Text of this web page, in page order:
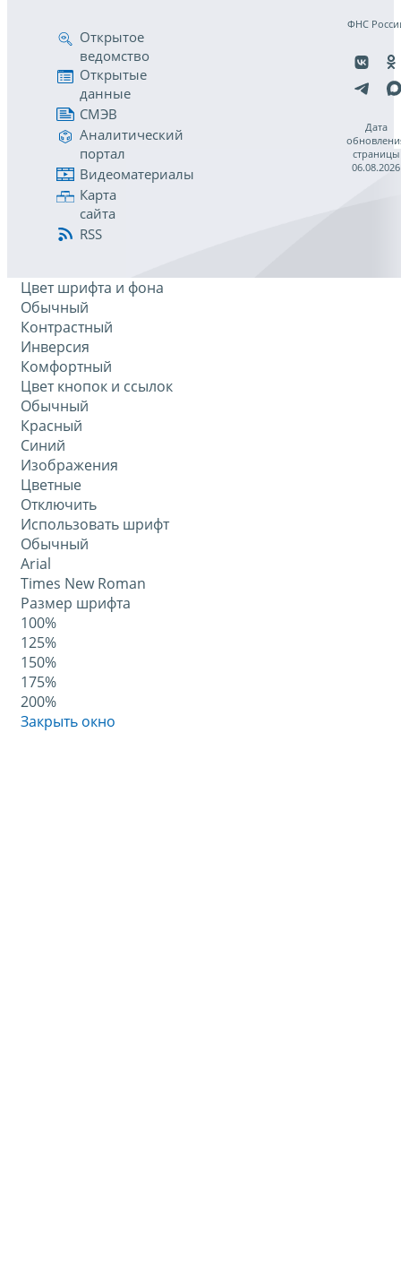
Открытое
ведомство
Открытые
данные
СМЭВ
Аналитический
портал
Видеоматериалы
Карта
сайта
RSS
ФНС
Дата
страницы
06.08.2026
Цвет шрифта и фона
Обычный
Контрастный
Инверсия
Комфортный
Цвет кнопок и ссылок
Обычный
Красный
Синий
Изображения
Цветные
Отключить
Использовать шрифт
Обычный
Arial
Times New Roman
Размер шрифта
100%
125%
150%
175%
200%
Закрыть окно